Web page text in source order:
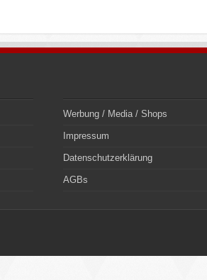
Werbung / Media / Shops
Impressum
Datenschutzerklärung
AGBs